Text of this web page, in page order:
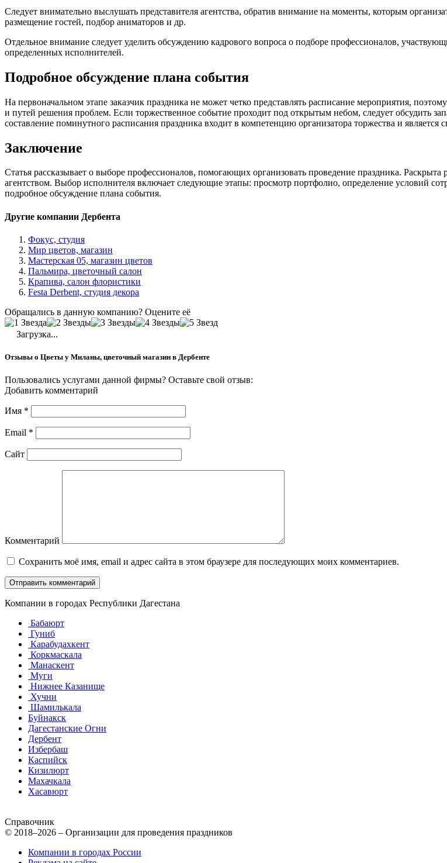
Следует внимательно выслушать представителя агентства, обратив внимание на моменты, которым
размещение гостей, подбор аниматоров и др.
Отдельное внимание следует уделить обсуждению кадрового вопроса о подборе профессионалов,
определенных исполнителей.
Подробное обсуждение плана события
На первоначальном этапе заказчик праздника не может четко представлять расписание мероприятия,
и путей решения проблем. Если торжественное событие проходит под открытым небом, следует обсудить
составление поминутного расписания праздника входит в компетенцию организатора торжества и является
Заключение
Статья рассказывает о выборе профессионалов, помогающих организовать проведение праздника.
агентством. Выбор исполнителя включает следующие этапы: просмотр портфолио, определение условий
подробное обсуждение плана события.
Другие компании Дербента
Фокус, студия
Мир цветов, магазин
Мастерская 05, магазин цветов
Пальмира, цветочный салон
Крапива, салон флористики
Festa Derbent, студия декора
Обращались в данную компанию? Оцените её
Загрузка...
Отзывы о Цветы у Миланы, цветочный магазин в Дербенте
Пользовались услугами данной фирмы? Оставьте свой отзыв:
Добавить комментарий
Имя *
Email *
Сайт
Комментарий
Сохранить моё имя, email и адрес сайта в этом браузере для последующих моих комментариев.
Компании в городах Республики Дагестана
Бабаюрт
Гуниб
Карабудахкент
Коркмаскала
Манаскент
Муги
Нижнее Казанище
Хучни
Шамилькала
Буйнакск
Дагестанские Огни
Дербент
Избербаш
Каспийск
Кизилюрт
Махачкала
Хасавюрт
Справочник
© 2018–2026 – Организации для проведения праздников
Компании в городах России